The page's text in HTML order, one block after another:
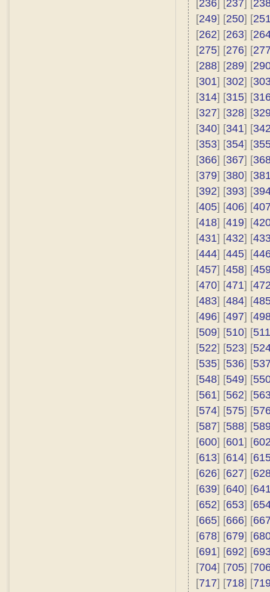
[236] [237] [
[249] [250] [
[262] [263] [
[275] [276] [
[288] [289] [
[301] [302] [
[314] [315] [
[327] [328] [
[340] [341] [
[353] [354] [
[366] [367] [
[379] [380] [
[392] [393] [
[405] [406] [
[418] [419] [
[431] [432] [
[444] [445] [
[457] [458] [
[470] [471] [
[483] [484] [
[496] [497] [
[509] [510] [511
[522] [523] [
[535] [536] [
[548] [549] [
[561] [562] [
[574] [575] [
[587] [588] [
[600] [601] [
[613] [614] [
[626] [627] [
[639] [640] [
[652] [653] [
[665] [666] [
[678] [679] [
[691] [692] [
[704] [705] [
[717] [718] [